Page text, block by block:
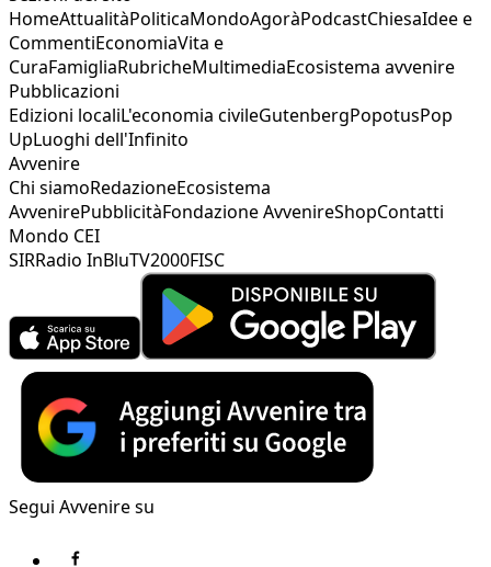
HomeAttualitàPoliticaMondoAgoràPodcastChiesaIdee e
CommentiEconomiaVita e
CuraFamigliaRubricheMultimediaEcosistema avvenire
Pubblicazioni
Edizioni localiL'economia civileGutenbergPopotusPop
UpLuoghi dell'Infinito
Avvenire
Chi siamoRedazioneEcosistema
AvvenirePubblicitàFondazione AvvenireShopContatti
Mondo CEI
SIRRadio InBluTV2000FISC
Segui Avvenire su